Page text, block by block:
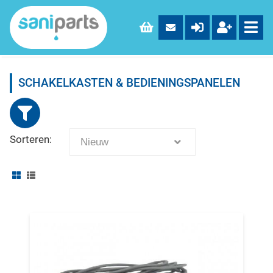
SCHAKELKASTEN & BEDIENINGSPANELEN
Sorteren: Nieuw